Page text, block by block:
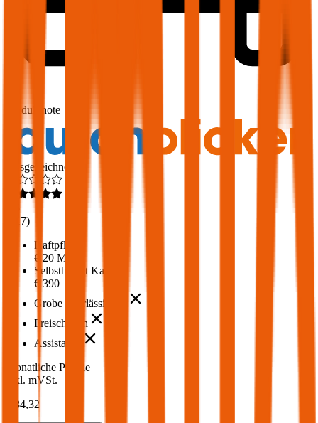
Produktnote
Ausgezeichnet
217)
Haftpflicht
€ 20 Mio.
Selbstbehalt Kasko
€ 390
Grobe Fahrlässigkeit
Freischaden
Assistance
Monatliche Prämie
inkl. mVSt.
€ 84,32